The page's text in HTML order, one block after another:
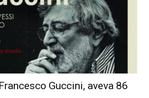
Guccini, aveva 86